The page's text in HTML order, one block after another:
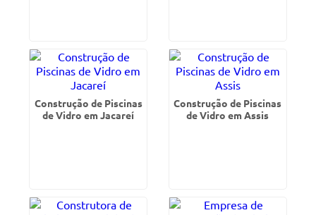
Construção de Piscinas
de Vidro em Jacareí
Construção de Piscinas
de Vidro em Assis